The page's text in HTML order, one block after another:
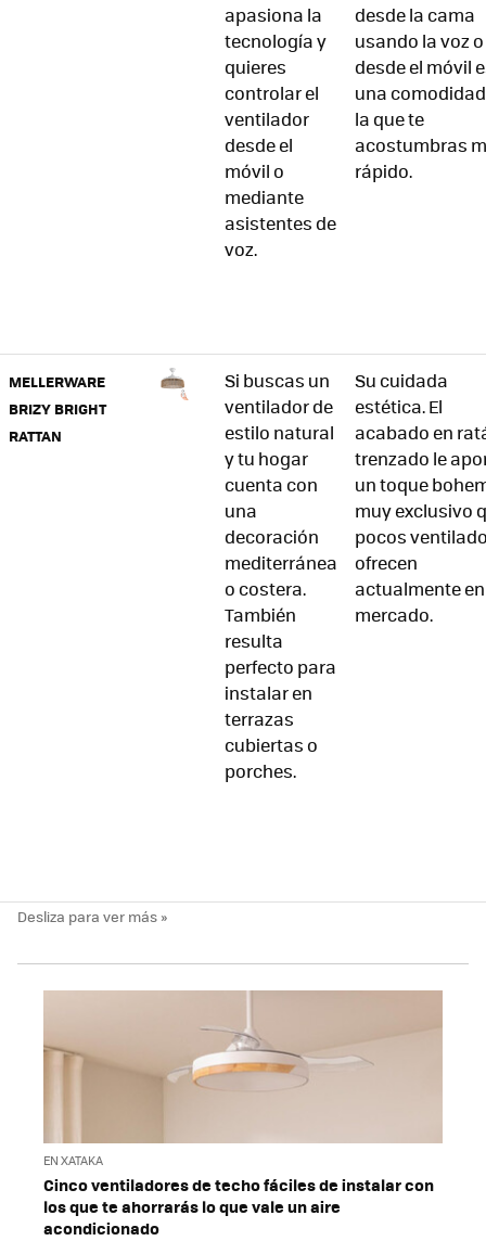
apasiona la
tecnología y
quieres
controlar el
ventilador
desde el
móvil o
mediante
asistentes de
voz.
desde la cama
usando la voz o
desde el móvil
una
la que te
acostumbras
rápido.
MELLERWARE
BRIZY BRIGHT
RATTAN
Si buscas un
ventilador de
estilo natural
y tu hogar
cuenta con
una
decoración
mediterránea
o costera.
También
resulta
perfecto para
instalar en
terrazas
cubiertas o
porches.
Su cuidada
estética. El
acabado en
trenzado le
un toque
muy exclusivo
pocos
ofrecen
actualmente
mercado.
EN XATAKA
Cinco ventiladores de techo fáciles de instalar con
los que te ahorrarás lo que vale un aire
acondicionado